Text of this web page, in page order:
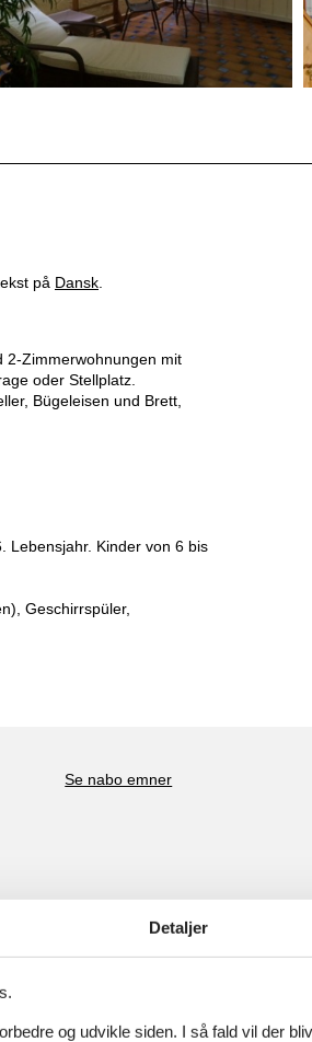
på Dansk.
2-Zimmerwohnungen mit
oder Stellplatz.
Bügeleisen und Brett,
Lebensjahr. Kinder von 6 bis
Geschirrspüler,
Se nabo emner
Detaljer
og udvikle siden. I så fald vil der